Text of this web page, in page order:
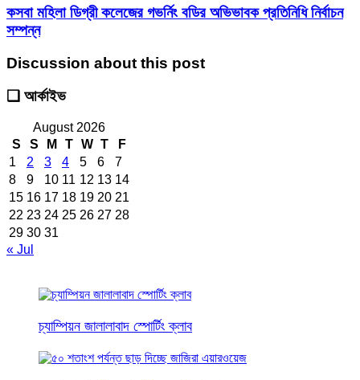
কসবা মহিলা ডিগ্রী কলেজের গভর্নিং বডির অভিভাবক প্রতিনিধি নির্বাচন
সম্পন্ন
Discussion about this post
❑ আর্কাইভ
August 2026
S
S M T W T
F
1
2 3 4 5 6
7
8
9 10 11 12 13 14
15 16 17 18 19 20 21
22 23 24 25 26 27 28
29 30 31
« Jul
চ্যাম্পিয়ন জালালাবাদ স্পোর্টিং ক্লাব